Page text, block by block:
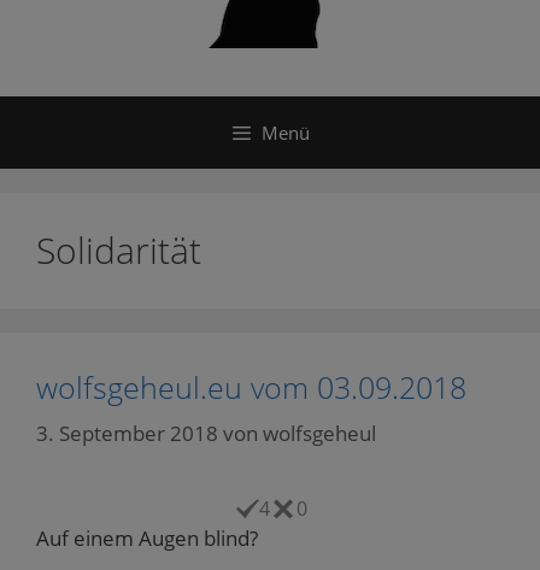
Menü
Solidarität
wolfsgeheul.eu vom 03.09.2018
3. September 2018 von wolfsgeheul
4 0
Auf einem Augen blind?